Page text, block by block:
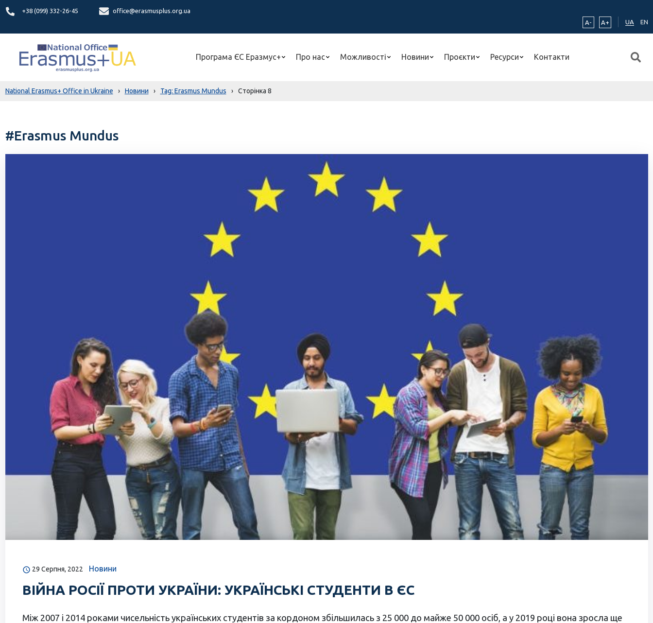
+38 (099) 332-26-45
office@erasmusplus.org.ua
A-
A+ UA EN
Програма ЄС Еразмус+ Про нас Можливості Новини Проєкти Ресурси Контакти
National Erasmus+ Office in Ukraine › Новини › Erasmus Mundus › Сторінка 8
#Erasmus Mundus
29 Серпня, 2022 Новини
ВІЙНА РОСІЇ ПРОТИ УКРАЇНИ: УКРАЇНСЬКІ СТУДЕНТИ В ЄС
Між 2007 і 2014 роками чисельність українських студентів за кордоном збільшилась з 25 000 до майже 50 000 осіб, а у 2019 році вона зросла ще